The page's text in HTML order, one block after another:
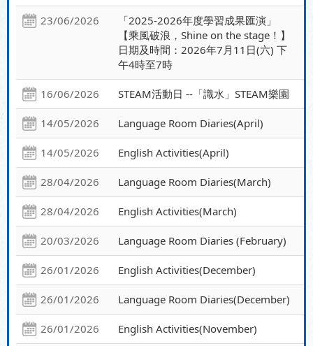
23/06/2026
「2025-2026年度學習成果匯演」
【乘風破浪，Shine on the stage！】
日期及時間：2026年7月11日(六) 下
午4時至7時
16/06/2026 STEAM活動日 --「識水」STEAM樂園
14/05/2026 Language Room Diaries(April)
14/05/2026 English Activities(April)
28/04/2026 Language Room Diaries(March)
28/04/2026 English Activities(March)
20/03/2026 Language Room Diaries (February)
26/01/2026 English Activities(December)
26/01/2026 Language Room Diaries(December)
26/01/2026 English Activities(November)